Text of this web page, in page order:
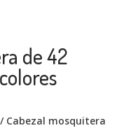
de 42
Cabezal mosquitera